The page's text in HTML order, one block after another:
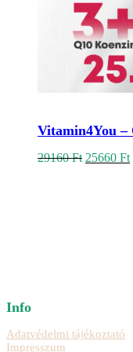
Vitamin4You –
29160Ft Original
25660 Ft
Info
Adatvédelmi tájékoztató
Impresszum